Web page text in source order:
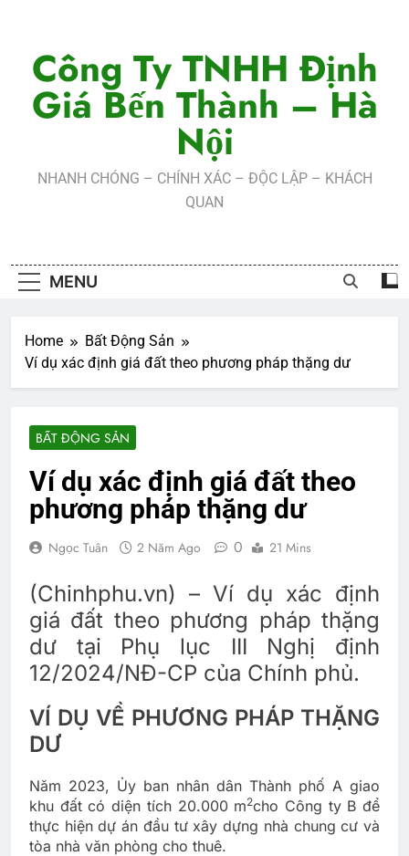
contentCông Ty TNHH Định
Giá Bến Thành – Hà
Nội
NHANH CHÓNG – CHÍNH XÁC – ĐỘC LẬP – KHÁCH
QUAN
MENU
Home
Bất Động Sản
Ví dụ xác định giá đất theo phương pháp thặng dư
BẤT ĐỘNG SẢN
Ví dụ xác định giá đất theo
phương pháp thặng dư
Ngọc Tuân 2 Năm Ago 0 21 Mins
(Chinhphu.vn) – Ví dụ xác định
giá đất theo phương pháp thặng
dư tại Phụ lục III Nghị định
12/2024/NĐ-CP của Chính phủ.
VÍ DỤ VỀ PHƯƠNG PHÁP THẶNG
DƯ
Năm 2023, Ủy ban nhân dân Thành phố A giao
khu đất có diện tích 20.000 m2cho Công ty B để
thực hiện dự án đầu tư xây dựng nhà chung cư và
tòa nhà văn phòng cho thuê.